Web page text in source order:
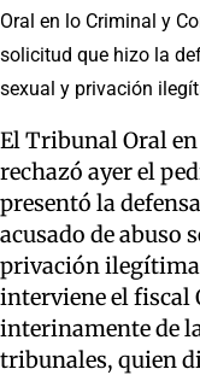
Oral en lo Criminal y
solicitud que hizo la
sexual y privación
El Tribunal Oral
rechazó ayer el
presentó la
acusado de abuso
privación ilegítima
interviene el fiscal
interinamente de
tribunales, quien